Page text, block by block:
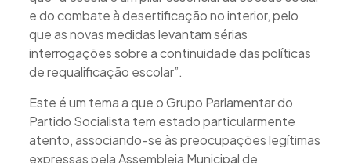
e do combate à desertificação no interior, pelo
que as novas medidas levantam sérias
interrogações sobre a continuidade das políticas
de requalificação escolar”.
Este é um tema a que o Grupo Parlamentar do
Partido Socialista tem estado particularmente
atento, associando-se às preocupações legítimas
expressas pela Assembleia Municipal de